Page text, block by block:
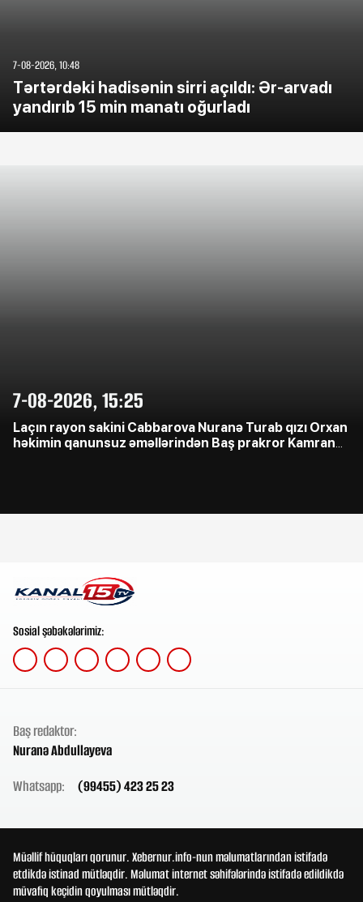
7-08-2026, 10:48
Tərtərdəki hadisənin sirri açıldı: Ər-arvadı
yandırıb 15 min manatı oğurladı
7-08-2026, 15:25
Laçın rayon sakini Cabbarova Nuranə Turab qızı Orxan
həkimin qanunsuz əməllərindən Baş prakror Kamran
Sosial şəbəkələrimiz:
Baş redaktor:
Nuranə Abdullayeva
Whatsapp:
(99455) 423 25 23
Müəllif hüquqları qorunur. Xebernur.info-nun məlumatlarından istifadə
etdikdə istinad mütləqdir. Məlumat internet səhifələrində istifadə edildikdə
müvafiq keçidin qoyulması mütləqdir.